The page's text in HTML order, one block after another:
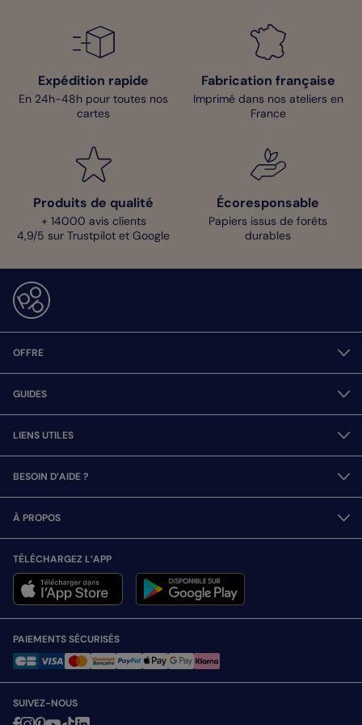
Expédition rapide
En 24h-48h pour toutes nos
cartes
Fabrication française
Imprimé dans nos ateliers en
France
Produits de qualité
+ 14000 avis clients
4,9/5 sur Trustpilot et Google
Écoresponsable
Papiers issus de forêts
durables
OFFRE
GUIDES
LIENS UTILES
BESOIN D’AIDE ?
À PROPOS
TÉLÉCHARGEZ L’APP
PAIEMENTS SÉCURISÉS
SUIVEZ-NOUS